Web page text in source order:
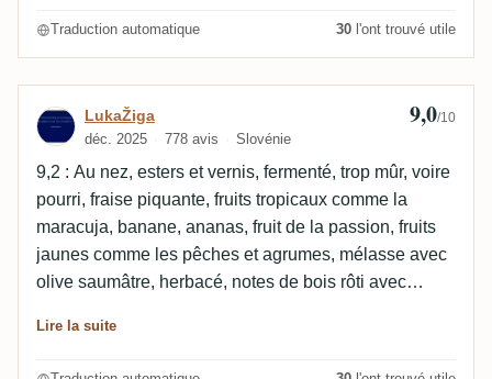
Traduction automatique 30 l'ont trouvé utile
Avis de LukaŽiga
LukaŽiga
déc. 2025 778 avis Slovénie
9,0/10
9,2 : Au nez, esters et vernis, fermenté, trop mûr, voire
pourri, fraise piquante, fruits tropicaux comme la
maracuja, banane, ananas, fruit de la passion, fruits
jaunes comme les pêches et agrumes, mélasse avec
olive saumâtre, herbacé, notes de bois rôti avec
l’aération, notes médicinales comme caoutchouc,
Lire la suite